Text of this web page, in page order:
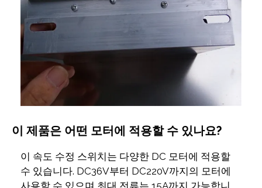
이 제품은 어떤 모터에 적용할 수 있나요?
이 속도 수정 스위치는 다양한 DC 모터에 적용할
수 있습니다. DC36V부터 DC220V까지의 모터에
사용할 수 있으며 최대 전류는 15A까지 가능합니